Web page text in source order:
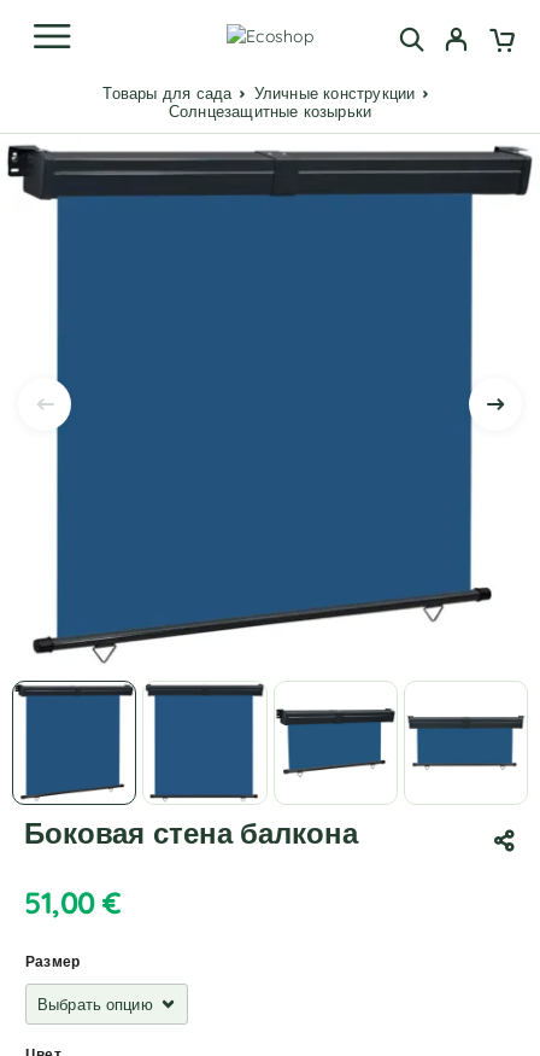
Товары для сада
Уличные конструкции
Солнцезащитные козырьки
Боковая стена балкона
51,00€
Размер